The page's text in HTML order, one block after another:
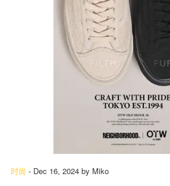
时尚 - Dec 16, 2024 by Miko